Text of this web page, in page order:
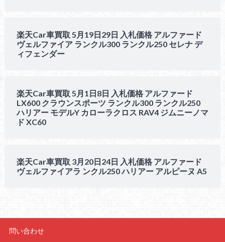
楽天Car車買取 5月19日29日 入札価格 アルファード
ヴェルファイア ランクル300 ランクル250 セレナ デ
ィフェンダー
楽天Car車買取 5月1日8日 入札価格 アルファード
LX600 クラウンスポーツ ランクル300 ランクル250
ハリアー モデルY カローラクロス RAV4 ジムニーノマ
ド XC60
楽天Car車買取 3月20日24日 入札価格 アルファード
ヴェルファイアラ ンクル250 ハリアー アルピーヌ A5
問い合わせ